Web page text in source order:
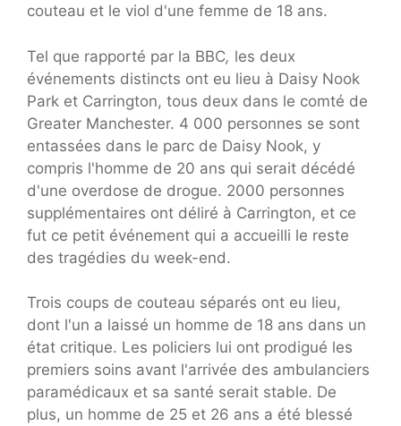
couteau et le viol d'une femme de 18 ans.
Tel que rapporté par la BBC, les deux
événements distincts ont eu lieu à Daisy Nook
Park et Carrington, tous deux dans le comté de
Greater Manchester. 4 000 personnes se sont
entassées dans le parc de Daisy Nook, y
compris l'homme de 20 ans qui serait décédé
d'une overdose de drogue. 2000 personnes
supplémentaires ont déliré à Carrington, et ce
fut ce petit événement qui a accueilli le reste
des tragédies du week-end.
Trois coups de couteau séparés ont eu lieu,
dont l'un a laissé un homme de 18 ans dans un
état critique. Les policiers lui ont prodigué les
premiers soins avant l'arrivée des ambulanciers
paramédicaux et sa santé serait stable. De
plus, un homme de 25 et 26 ans a été blessé